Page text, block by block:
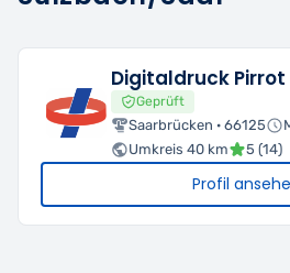
Digitaldruck Pirrot
Geprüft
Saarbrücken · 66125
Umkreis 40 km
5 (14)
Profil